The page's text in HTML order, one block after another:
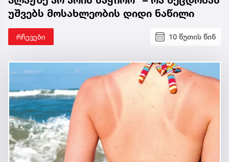
უშვებს მოსახლეობის დიდი ნაწილი
რჩევები 10 წუთის წინ